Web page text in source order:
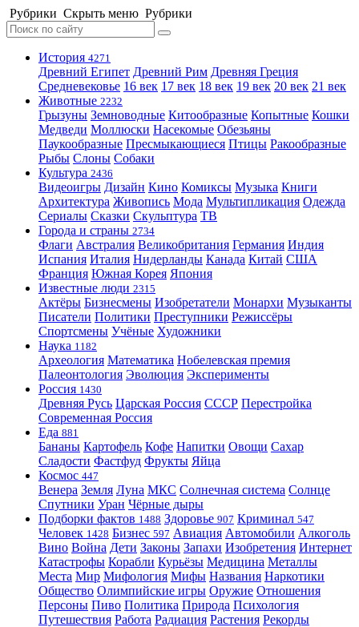
Рубрики Скрыть меню Рубрики
История 4271
Древний Египет Древний Рим Древняя Греция
Средневековье 16 век 17 век 18 век 19 век 20 век 21 век
Животные 2232
Грызуны Земноводные Китообразные Копытные Кошки
Медведи Моллюски Насекомые Обезьяны
Паукообразные Пресмыкающиеся Птицы Ракообразные
Рыбы Слоны Собаки
Культура 2436
Видеоигры Дизайн Кино Комиксы Музыка Книги
Архитектура Живопись Мода Мультипликация Одежда
Сериалы Сказки Скульптура ТВ
Города и страны 2734
Флаги Австралия Великобритания Германия Индия
Испания Италия Нидерланды Канада Китай США
Франция Южная Корея Япония
Известные люди 2315
Актёры Бизнесмены Изобретатели Монархи Музыканты
Писатели Политики Преступники Режиссёры
Спортсмены Учёные Художники
Наука 1182
Археология Математика Нобелевская премия
Палеонтология Эволюция Эксперименты
Россия 1430
Древняя Русь Царская Россия СССР Перестройка
Современная Россия
Еда 881
Бананы Картофель Кофе Напитки Овощи Сахар
Сладости Фастфуд Фрукты Яйца
Космос 447
Венера Земля Луна МКС Солнечная система Солнце
Спутники Уран Чёрные дыры
Подборки фактов 1488 Здоровье 907 Криминал 547
Человек 1428 Бизнес 597 Авиация Автомобили Алкоголь
Вино Война Дети Законы Запахи Изобретения Интернет
Катастрофы Корабли Курьёзы Медицина Металлы
Места Мир Мифология Мифы Названия Наркотики
Общество Олимпийские игры Оружие Отношения
Персоны Пиво Политика Природа Психология
Путешествия Работа Радиация Растения Рекорды